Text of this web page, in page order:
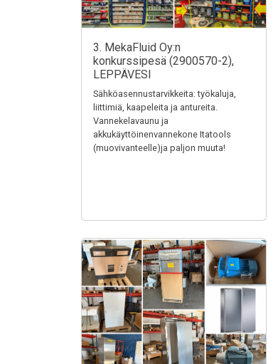
3. MekaFluid Oy:n
konkurssipesä (2900570-2),
LEPPÄVESI
Sähköasennustarvikkeita: työkaluja,
liittimiä, kaapeleita ja antureita.
Vannekelavaunu ja
akkukäyttöinenvannekone Itatools
(muovivanteelle)ja paljon muuta!